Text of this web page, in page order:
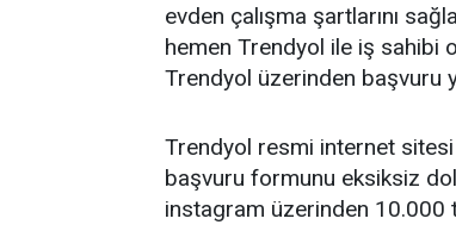
evden çalışma şartlarını
hemen Trendyol ile iş sahibi
Trendyol üzerinden başvuru
Trendyol resmi internet
başvuru formunu eksiksiz
instagram üzerinden 10.000